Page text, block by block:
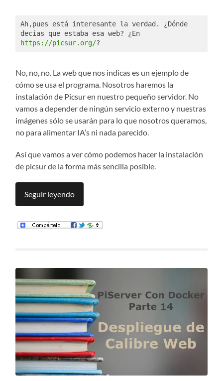
Ah,pues está interesante la verdad. ¿Dónde
decías que estaba esa web? ¿En
https://picsur.org/?
No, no, no. La web que nos indicas es un ejemplo de
cómo se usa el programa. Nosotros haremos la
instalación de Picsur en nuestro pequeño servidor. No
vamos a depender de ningún servicio externo y nuestras
imágenes sólo se usarán para lo que nosotros queramos,
no para alimentar IA’s ni nada parecido.
Así que vamos a ver cómo podemos hacer la instalación
de picsur de la forma más sencilla posible.
Seguir leyendo